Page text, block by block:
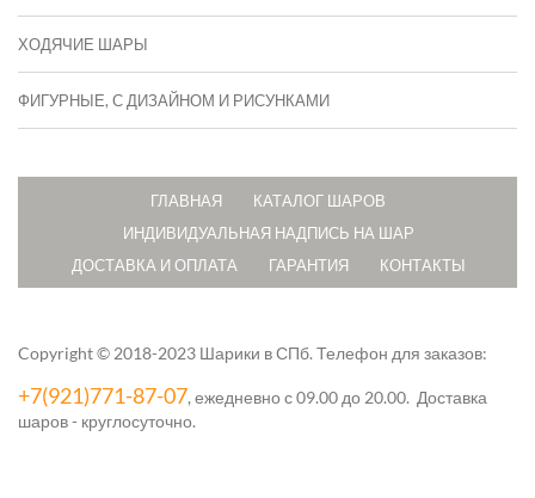
ХОДЯЧИЕ ШАРЫ
ФИГУРНЫЕ, С ДИЗАЙНОМ И РИСУНКАМИ
ГЛАВНАЯ
КАТАЛОГ ШАРОВ
ИНДИВИДУАЛЬНАЯ НАДПИСЬ НА ШАР
ДОСТАВКА И ОПЛАТА
ГАРАНТИЯ КОНТАКТЫ
Copyright © 2018-2023 Шарики в СПб.Телефон для заказов:
+7(921)771-87-07, ежедневно с 09.00 до 20.00. Доставка
шаров - круглосуточно.